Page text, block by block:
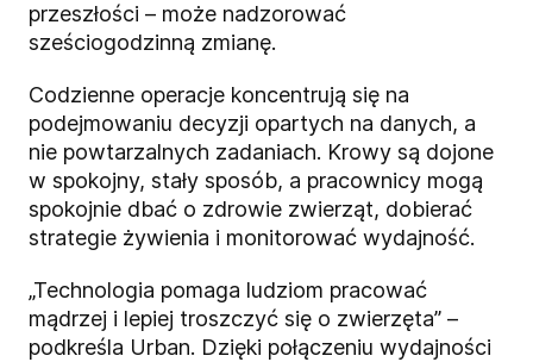
przeszłości – może nadzorować
sześciogodzinną zmianę.
Codzienne operacje koncentrują się na
podejmowaniu decyzji opartych na danych, a
nie powtarzalnych zadaniach. Krowy są dojone
w spokojny, stały sposób, a pracownicy mogą
spokojnie dbać o zdrowie zwierząt, dobierać
strategie żywienia i monitorować wydajność.
„Technologia pomaga ludziom pracować
mądrzej i lepiej troszczyć się o zwierzęta” –
podkreśla Urban. Dzięki połączeniu wydajności